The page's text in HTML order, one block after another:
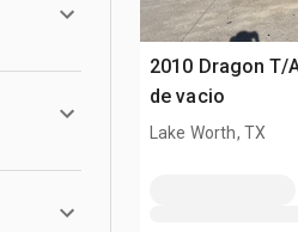
2010 Dragon T/
de vacio
Lake Worth, TX